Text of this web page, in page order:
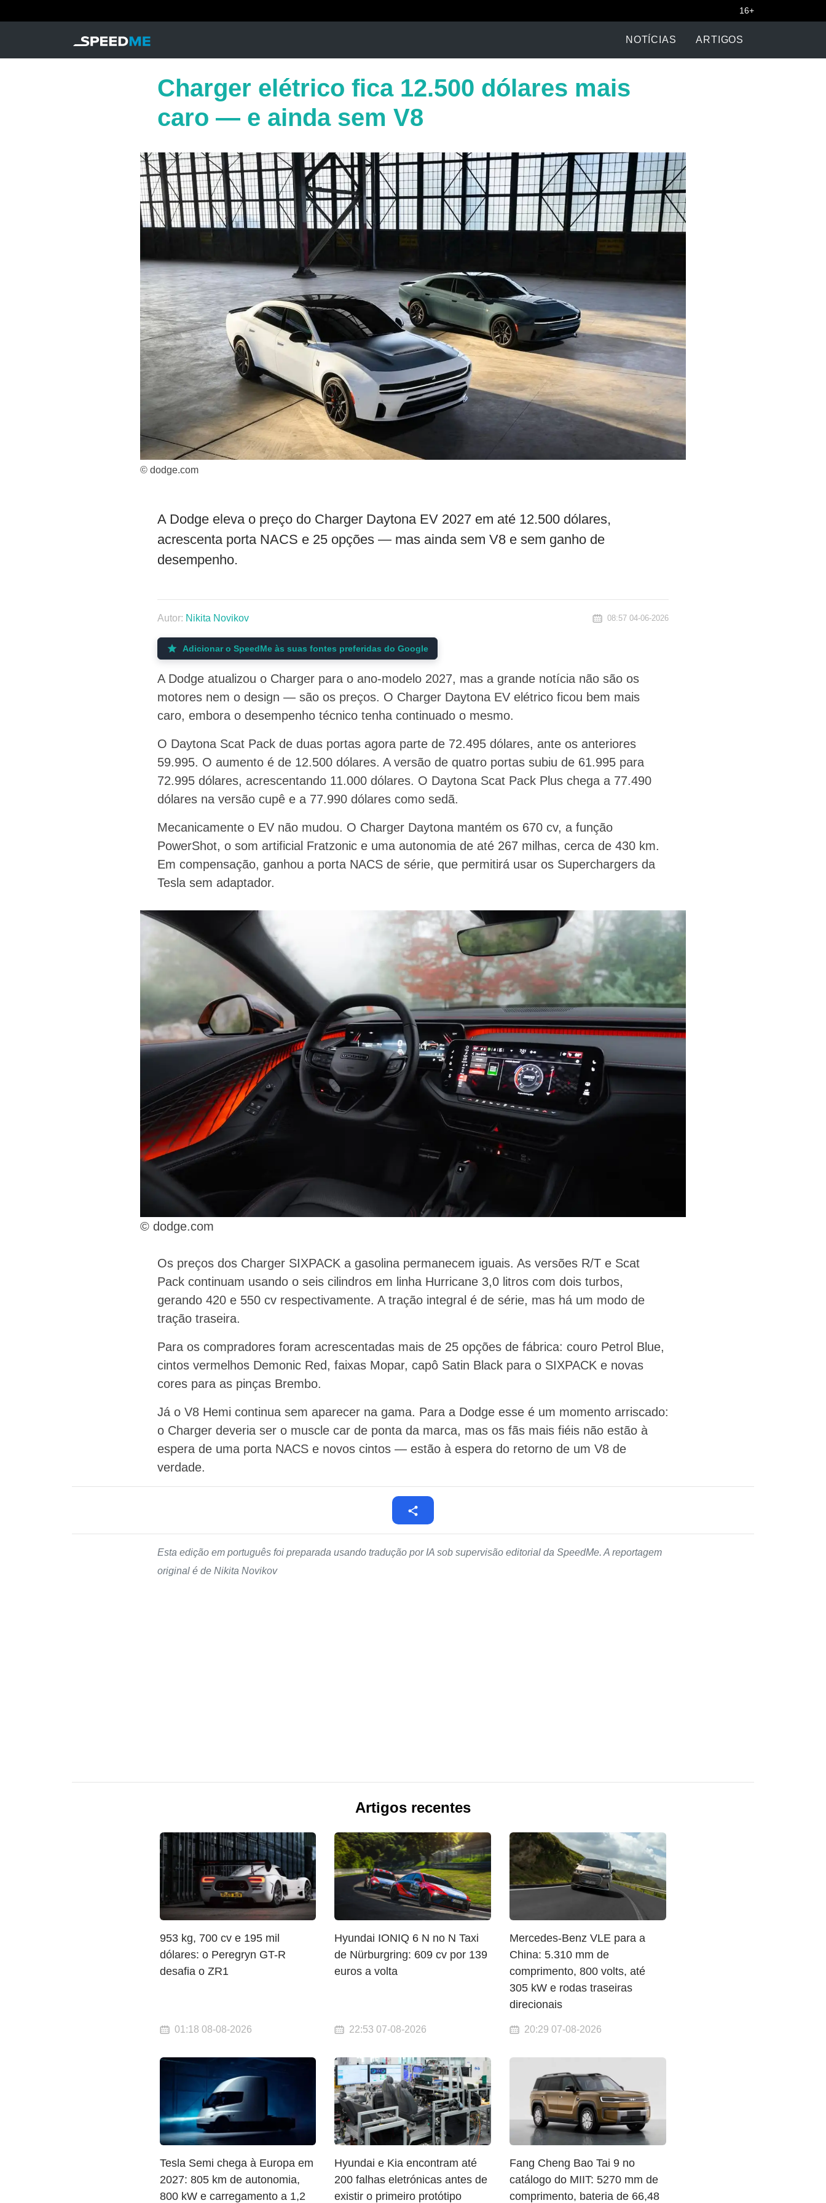
16+
NOTÍCIAS ARTIGOS
Charger elétrico fica 12.500 dólares mais
caro — e ainda sem V8
© dodge.com
A Dodge eleva o preço do Charger Daytona EV 2027 em até 12.500 dólares,
acrescenta porta NACS e 25 opções — mas ainda sem V8 e sem ganho de
desempenho.
Autor: Nikita Novikov 08:57 04-06-2026
Adicionar o SpeedMe às suas fontes preferidas do Google
A Dodge atualizou o Charger para o ano-modelo 2027, mas a grande notícia não são os
motores nem o design — são os preços. O Charger Daytona EV elétrico ficou bem mais
caro, embora o desempenho técnico tenha continuado o mesmo.
O Daytona Scat Pack de duas portas agora parte de 72.495 dólares, ante os anteriores
59.995. O aumento é de 12.500 dólares. A versão de quatro portas subiu de 61.995 para
72.995 dólares, acrescentando 11.000 dólares. O Daytona Scat Pack Plus chega a 77.490
dólares na versão cupê e a 77.990 dólares como sedã.
Mecanicamente o EV não mudou. O Charger Daytona mantém os 670 cv, a função
PowerShot, o som artificial Fratzonic e uma autonomia de até 267 milhas, cerca de 430 km.
Em compensação, ganhou a porta NACS de série, que permitirá usar os Superchargers da
Tesla sem adaptador.
© dodge.com
Os preços dos Charger SIXPACK a gasolina permanecem iguais. As versões R/T e Scat
Pack continuam usando o seis cilindros em linha Hurricane 3,0 litros com dois turbos,
gerando 420 e 550 cv respectivamente. A tração integral é de série, mas há um modo de
tração traseira.
Para os compradores foram acrescentadas mais de 25 opções de fábrica: couro Petrol Blue,
cintos vermelhos Demonic Red, faixas Mopar, capô Satin Black para o SIXPACK e novas
cores para as pinças Brembo.
Já o V8 Hemi continua sem aparecer na gama. Para a Dodge esse é um momento arriscado:
o Charger deveria ser o muscle car de ponta da marca, mas os fãs mais fiéis não estão à
espera de uma porta NACS e novos cintos — estão à espera do retorno de um V8 de
verdade.
Esta edição em português foi preparada usando tradução por IA sob supervisão editorial da SpeedMe. A reportagem
original é de Nikita Novikov
Artigos recentes
953 kg, 700 cv e 195 mil
dólares: o Peregryn GT-R
desafia o ZR1
01:18 08-08-2026
Hyundai IONIQ 6 N no N Taxi
de Nürburgring: 609 cv por 139
euros a volta
22:53 07-08-2026
Mercedes-Benz VLE para a
China: 5.310 mm de
comprimento, 800 volts, até
305 kW e rodas traseiras
direcionais
20:29 07-08-2026
Tesla Semi chega à Europa em
2027: 805 km de autonomia,
800 kW e carregamento a 1,2
Hyundai e Kia encontram até
200 falhas eletrónicas antes de
existir o primeiro protótipo
Fang Cheng Bao Tai 9 no
catálogo do MIIT: 5270 mm de
comprimento, bateria de 66,48